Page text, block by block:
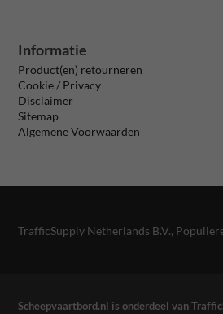
Informatie
Product(en) retourneren
Cookie / Privacy
Disclaimer
Sitemap
Algemene Voorwaarden
TrafficSupply Netherlands B.V.,
Scheepvaartbord.nl is onderdeel van